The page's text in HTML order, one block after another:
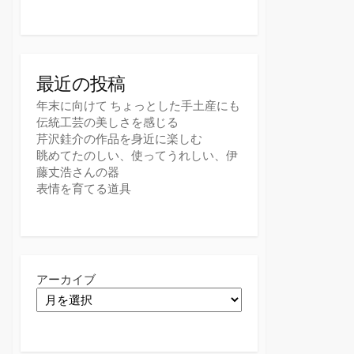
最近の投稿
年末に向けて ちょっとした手土産にも
伝統工芸の美しさを感じる
芹沢銈介の作品を身近に楽しむ
眺めてたのしい、使ってうれしい、伊
藤丈浩さんの器
表情を育てる道具
アーカイブ